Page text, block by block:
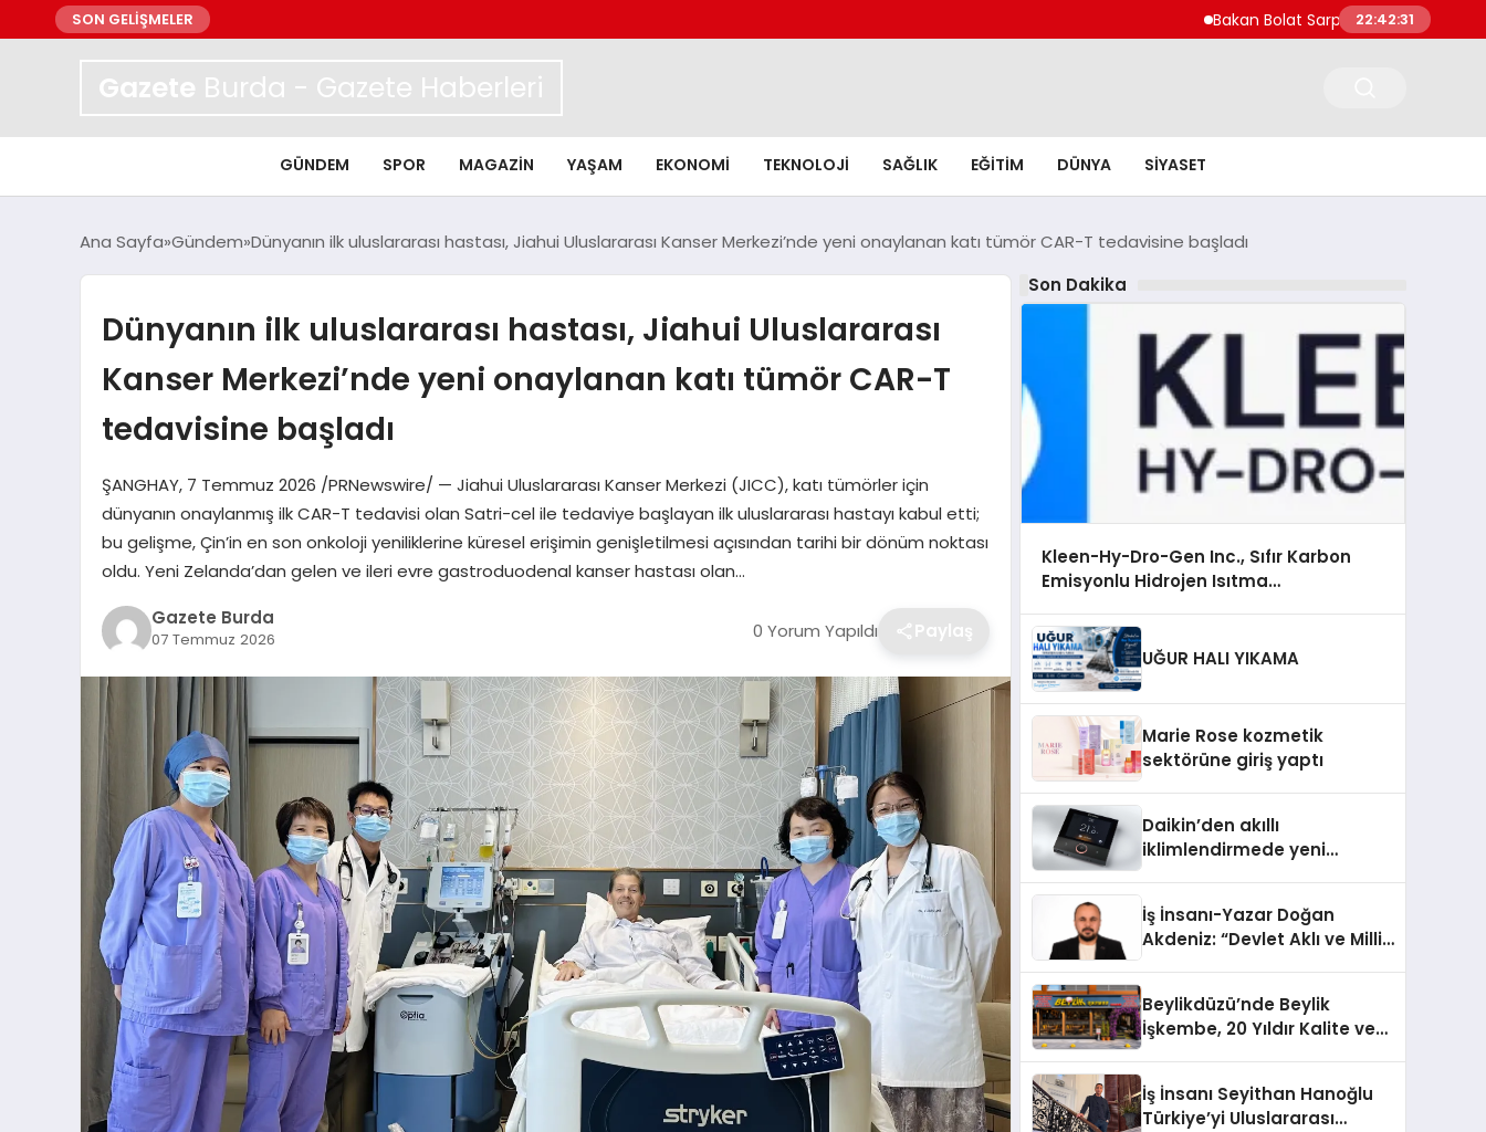
SON GELİŞMELER Bakan Bolat Sarp Gümrük Kapısı’nın
22:42:32
Gazete Burda - Gazete Haberleri
GÜNDEM SPOR MAGAZIN YAŞAM EKONOMI TEKNOLOJI SAĞLIK EĞITIM DÜNYA SIYASET
Ana Sayfa Gündem Dünyanın ilk uluslararası hastası, Jiahui Uluslararası Kanser Merkezi’nde yeni onaylanan katı tümör CAR-T tedavisine başladı
Dünyanın ilk uluslararası hastası, Jiahui Uluslararası
Kanser Merkezi’nde yeni onaylanan katı tümör CAR-T
tedavisine başladı
ŞANGHAY, 7 Temmuz 2026 /PRNewswire/ — Jiahui Uluslararası Kanser Merkezi (JICC), katı tümörler için
dünyanın onaylanmış ilk CAR-T tedavisi olan Satri-cel ile tedaviye başlayan ilk uluslararası hastayı kabul etti;
bu gelişme, Çin’in en son onkoloji yeniliklerine küresel erişimin genişletilmesi açısından tarihi bir dönüm noktası
oldu. Yeni Zelanda’dan gelen ve ileri evre gastroduodenal kanser hastası olan…
Gazete Burda
07 Temmuz 2026 0 Yorum Yapıldı Paylaş
Son Dakika
Kleen-Hy-Dro-Gen Inc., Sıfır Karbon
Emisyonlu Hidrojen Isıtma
Onaylarını Aldı
UĞUR HALI YIKAMA
Marie Rose kozmetik
sektörüne giriş yaptı
Daikin’den akıllı
iklimlendirmede yeni
İş İnsanı-Yazar Doğan
Akdeniz: “Devlet Aklı ve Milli
Beylikdüzü’nde Beylik
İşkembe, 20 Yıldır Kalite ve
İş İnsanı Seyithan Hanoğlu
Türkiye’yi Uluslararası